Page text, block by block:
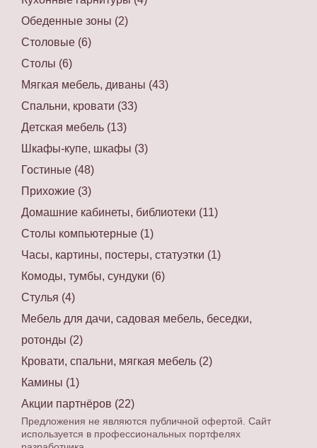
Обеденные зоны (2)
Столовые (6)
Столы (6)
Мягкая мебель, диваны (43)
Спальни, кровати (33)
Детская мебель (13)
Шкафы-купе, шкафы (3)
Гостиные (48)
Прихожие (3)
Домашние кабинеты, библиотеки (11)
Столы компьютерные (1)
Часы, картины, постеры, статуэтки (1)
Комоды, тумбы, сундуки (6)
Стулья (4)
Мебель для дачи, садовая мебель, беседки,
ротонды (2)
Кровати, спальни, мягкая мебель (2)
Камины (1)
Акции партнёров (22)
Предложения не являются публичной офертой. Сайт
используется в профессиональных портфелях